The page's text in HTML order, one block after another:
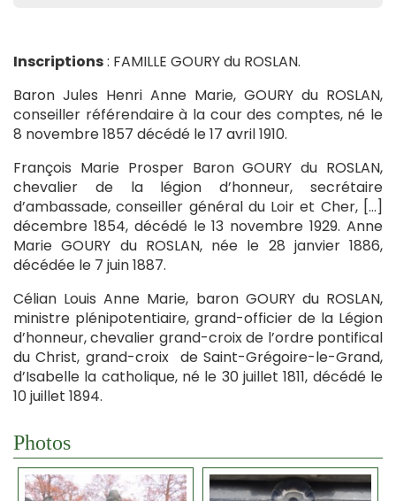
Inscriptions: FAMILLE GOURY du ROSLAN.
Baron Jules Henri Anne Marie, GOURY du ROSLAN,
conseiller référendaire à la cour des comptes, né le
8 novembre 1857 décédé le 17 avril 1910.
François Marie Prosper Baron GOURY du ROSLAN,
chevalier de la légion d’honneur, secrétaire
d’ambassade, conseiller général du Loir et Cher, […]
décembre 1854, décédé le 13 novembre 1929. Anne
Marie GOURY du ROSLAN, née le 28 janvier 1886,
décédée le 7 juin 1887.
Célian Louis Anne Marie, baron GOURY du ROSLAN,
ministre plénipotentiaire, grand-officier de la Légion
d’honneur, chevalier grand-croix de l’ordre pontifical
du Christ, grand-croix de Saint-Grégoire-le-Grand,
d’Isabelle la catholique, né le 30 juillet 1811, décédé le
10 juillet 1894.
Photos